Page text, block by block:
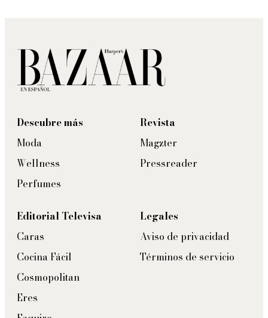
Descubre más
Moda
Wellness
Perfumes
Revista
Magzter
Pressreader
Editorial Televisa
Caras
Cocina Fácil
Cosmopolitan
Eres
Legales
Aviso de privacidad
Términos de servicio